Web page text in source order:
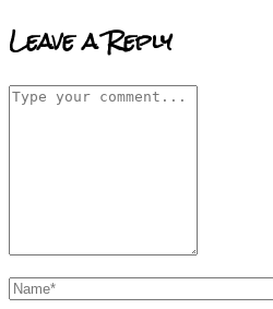
Leave a Reply